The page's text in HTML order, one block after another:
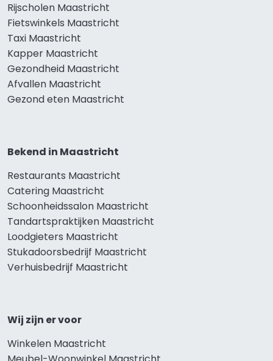
Rijscholen Maastricht
Fietswinkels Maastricht
Taxi Maastricht
Kapper Maastricht
Gezondheid Maastricht
Afvallen Maastricht
Gezond eten Maastricht
Bekend in Maastricht
Restaurants Maastricht
Catering Maastricht
Schoonheidssalon Maastricht
Tandartspraktijken Maastricht
Loodgieters Maastricht
Stukadoorsbedrijf Maastricht
Verhuisbedrijf Maastricht
Wij zijn er voor
Winkelen Maastricht